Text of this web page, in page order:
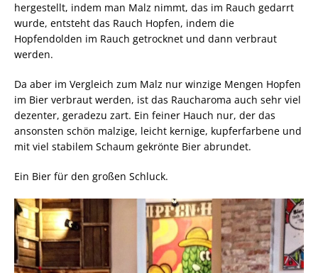
hergestellt, indem man Malz nimmt, das im Rauch gedarrt
wurde, entsteht das Rauch Hopfen, indem die
Hopfendolden im Rauch getrocknet und dann verbraut
werden.
Da aber im Vergleich zum Malz nur winzige Mengen Hopfen
im Bier verbraut werden, ist das Raucharoma auch sehr viel
dezenter, geradezu zart. Ein feiner Hauch nur, der das
ansonsten schön malzige, leicht kernige, kupferfarbene und
mit viel stabilem Schaum gekrönte Bier abrundet.
Ein Bier für den großen Schluck.